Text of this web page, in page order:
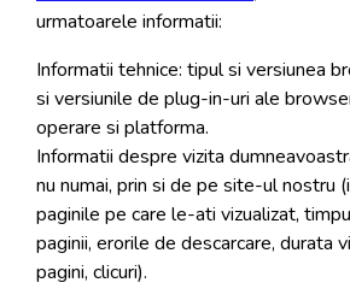
urmatoarele informatii:
Informatii tehnice: tipul si versiunea
si versiunile de plug-in-uri ale
operare si platforma.
Informatii despre vizita
nu numai, prin si de pe site-ul nostru
paginile pe care le-ati vizualizat,
paginii, erorile de descarcare, durata
pagini, clicuri).